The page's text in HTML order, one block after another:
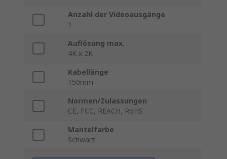
Anzahl der Videoausgänge
1
Auflösung max.
4K x 2K
Kabellänge
150mm
Normen/Zulassungen
CE, FCC, REACH, RoHS
Mantelfarbe
Schwarz